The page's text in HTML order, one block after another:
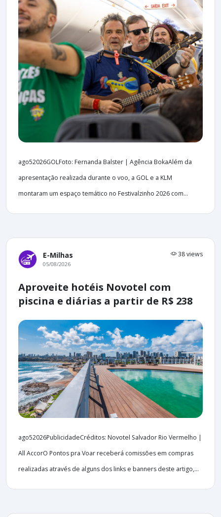
ago52026GOLFoto: Fernanda Balster | Agência BokaAlém da
apresentação realizada durante o voo, a GOL e a KLM
montaram um espaço temático no Festivalzinho 2026 com...
E-Milhas 38 views
05/08/2026
Aproveite hotéis Novotel com
piscina e diárias a partir de R$ 238
ago52026PublicidadeCréditos: Novotel Salvador Rio Vermelho |
All AccorO Pontos pra Voar receberá comissões em compras
realizadas através de alguns dos links e banners deste artigo,...